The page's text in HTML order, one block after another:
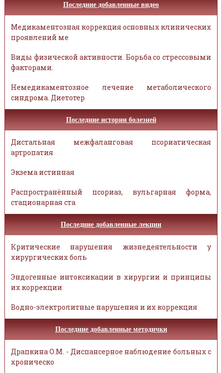
Последние добавленные видео
Медикаментозная коррекция основных клинических
проявлений ме
Виды физической активности. Борьба со стрессовыми
факторами.
Немедикаментозное лечение метаболического
синдрома. Диетотер
Последние истории болезней
Дистальная межфаланговая псориатическая
артропатия
Экзема истинная
Распространённый псориаз, вульгарная форма,
стационарная ста
Последние добавленные лекции
Критические нарушения жизнедеятельности у
хирургических боль
Эндогенные интоксикации в хирургии и принципы
их коррекции
Водно-электролитные нарушения и их коррекция
Последние добавленные методички
Драпкина О.М. - Диспансерное наблюдение больных с
хроническо